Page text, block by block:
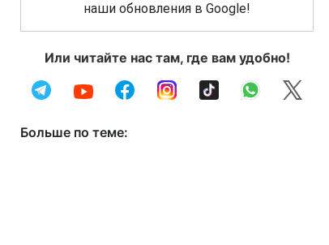
наши обновления в Google!
Или читайте нас там, где вам удобно!
Больше по теме: